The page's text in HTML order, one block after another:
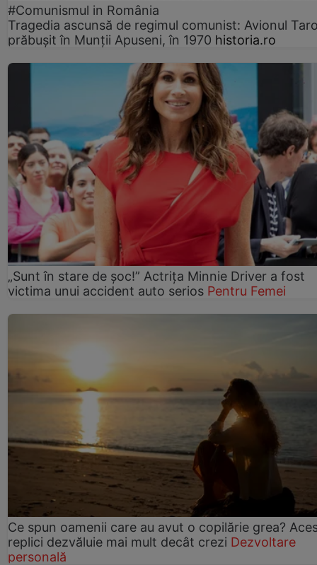
#Comunismul in România
Tragedia ascunsă de regimul comunist: Avionul
prăbușit în Munții Apuseni, în 1970 historia.ro
„Sunt în stare de șoc!” Actrița Minnie Driver a fost
victima unui accident auto serios Pentru Femei
Ce spun oamenii care au avut o copilărie grea?
replici dezvăluie mai mult decât crezi Dezvoltare
personală